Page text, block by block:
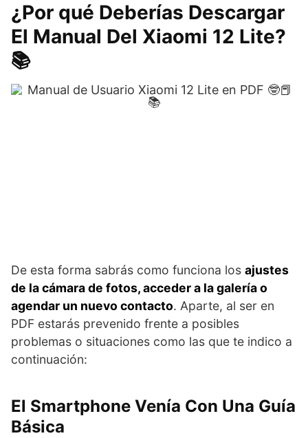
¿Por qué Deberías Descargar
El Manual Del Xiaomi 12 Lite?
📚
De esta forma sabrás como funciona los ajustes
de la cámara de fotos, acceder a la galería o
agendar un nuevo contacto. Aparte, al ser en
PDF estarás prevenido frente a posibles
problemas o situaciones como las que te indico a
continuación:
El Smartphone Venía Con Una Guía
Básica